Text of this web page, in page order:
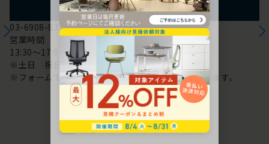
フォームからのお問い合わせ
03-6908-8370
営業時間
13:30～17:00
※土日 祝日は休み
※フォームでのお問い合わせは24時間対応しております。
配送・お問い合わせ営業日